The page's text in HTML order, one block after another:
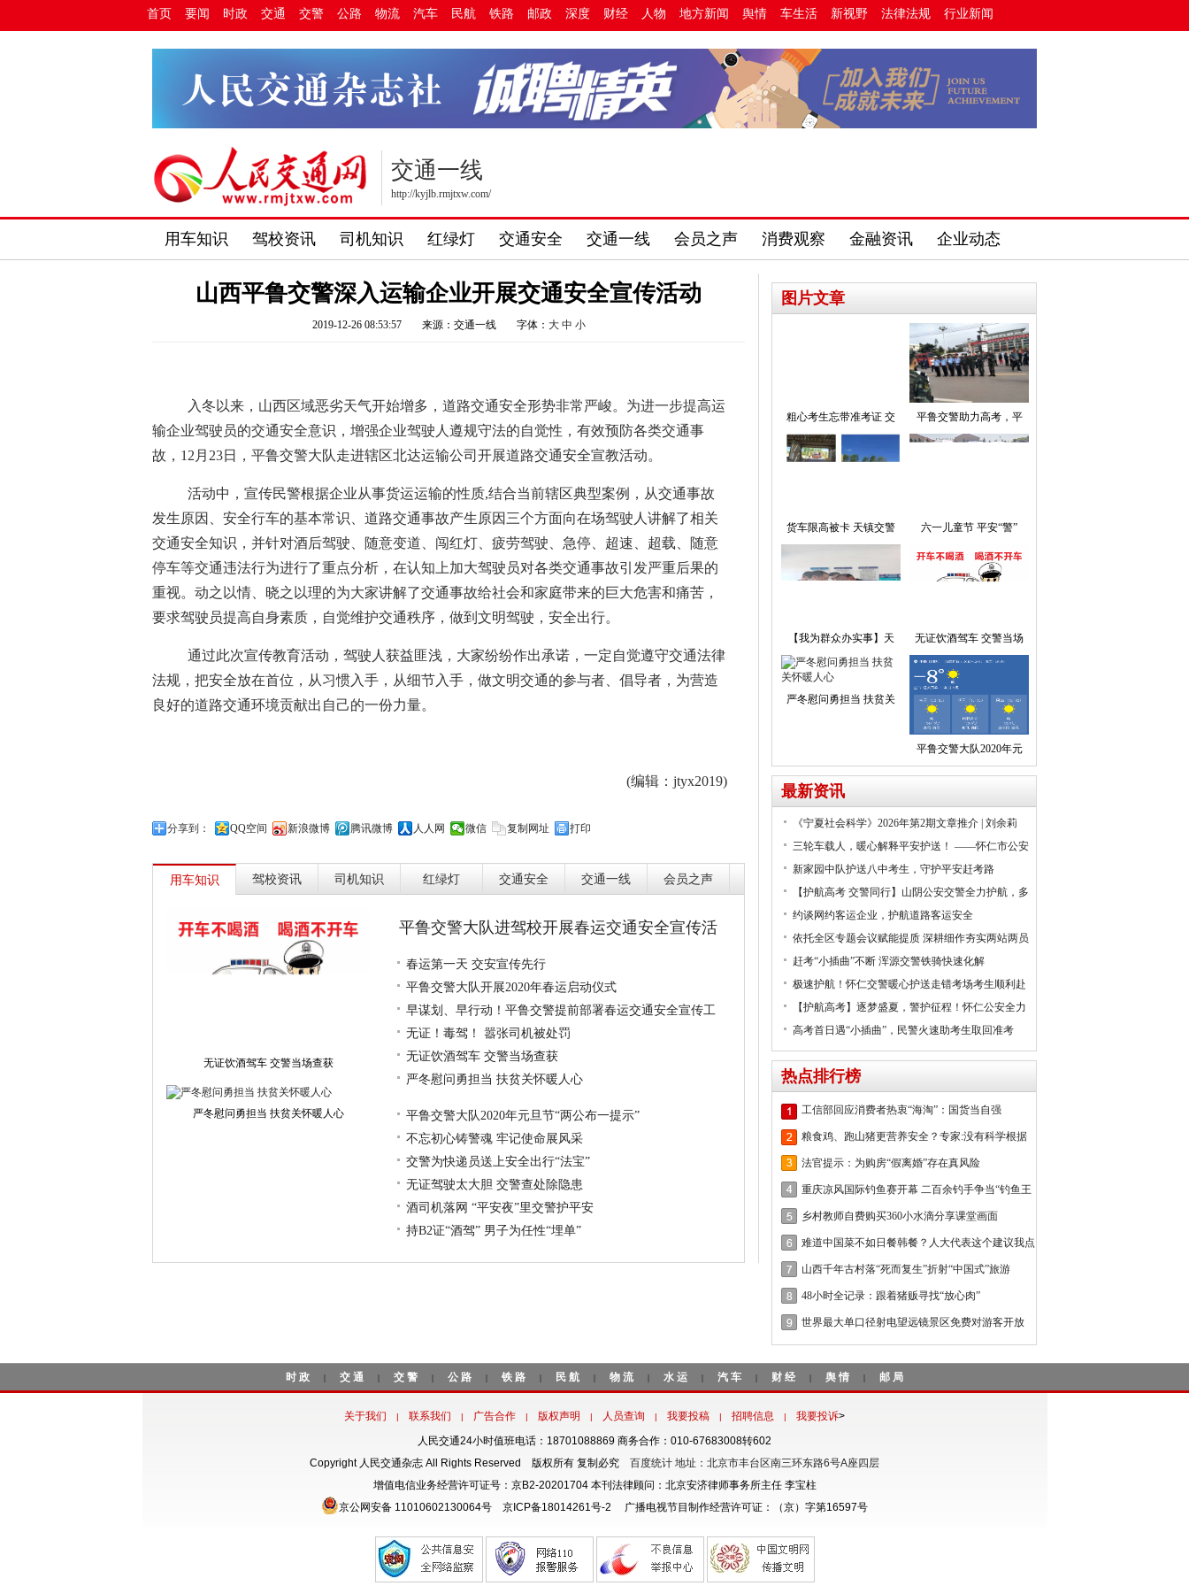
首页 要闻 时政 交通 交警 公路 物流 汽车 民航 铁路 邮政 深度 财经 人物 地方新闻 舆情 车生活 新视野 法律法规 行业新闻
交通一线
http://kyjlb.rmjtxw.com/
用车知识 驾校资讯 司机知识 红绿灯 交通安全 交通一线 会员之声 消费观察 金融资讯 企业动态
山西平鲁交警深入运输企业开展交通安全宣传活动
2019-12-26 08:53:57 来源：交通一线 字体： 大 中 小
入冬以来，山西区域恶劣天气开始增多，道路交通安全形势非常严峻。为进一步提高运
输企业驾驶员的交通安全意识，增强企业驾驶人遵规守法的自觉性，有效预防各类交通事
故，12月23日，平鲁交警大队走进辖区北达运输公司开展道路交通安全宣教活动。
活动中，宣传民警根据企业从事货运运输的性质,结合当前辖区典型案例，从交通事故
发生原因、安全行车的基本常识、道路交通事故产生原因三个方面向在场驾驶人讲解了相关
交通安全知识，并针对酒后驾驶、随意变道、闯红灯、疲劳驾驶、急停、超速、超载、随意
停车等交通违法行为进行了重点分析，在认知上加大驾驶员对各类交通事故引发严重后果的
重视。动之以情、晓之以理的为大家讲解了交通事故给社会和家庭带来的巨大危害和痛苦，
要求驾驶员提高自身素质，自觉维护交通秩序，做到文明驾驶，安全出行。
通过此次宣传教育活动，驾驶人获益匪浅，大家纷纷作出承诺，一定自觉遵守交通法律
法规，把安全放在首位，从习惯入手，从细节入手，做文明交通的参与者、倡导者，为营造
良好的道路交通环境贡献出自己的一份力量。
(编辑：jtyx2019)
分享到： QQ空间 新浪微博 腾讯微博 人人网 微信 复制网址 打印
用车知识 驾校资讯 司机知识 红绿灯 交通安全 交通一线 会员之声
无证饮酒驾车 交警当场查获
严冬慰问勇担当 扶贫关怀暖人心
平鲁交警大队进驾校开展春运交通安全宣传活
春运第一天 交安宣传先行
平鲁交警大队开展2020年春运启动仪式
早谋划、早行动！平鲁交警提前部署春运交通安全宣传工
无证！毒驾！ 嚣张司机被处罚
无证饮酒驾车 交警当场查获
严冬慰问勇担当 扶贫关怀暖人心
平鲁交警大队2020年元旦节“两公布一提示”
不忘初心铸警魂 牢记使命展风采
交警为快递员送上安全出行“法宝”
无证驾驶太大胆 交警查处除隐患
酒司机落网 “平安夜”里交警护平安
持B2证“酒驾” 男子为任性“埋单”
图片文章
粗心考生忘带准考证 交 平鲁交警助力高考，平
货车限高被卡 天镇交警 六一儿童节 平安“警”
【我为群众办实事】天 无证饮酒驾车 交警当场
严冬慰问勇担当 扶贫关
平鲁交警大队2020年元
最新资讯
《宁夏社会科学》2026年第2期文章推介 | 刘余莉
三轮车载人，暖心解释平安护送！ ——怀仁市公安
新家园中队护送八中考生，守护平安赶考路
【护航高考 交警同行】山阴公安交警全力护航，多
约谈网约客运企业，护航道路客运安全
依托全区专题会议赋能提质 深耕细作夯实两站两员
赶考“小插曲”不断 浑源交警铁骑快速化解
极速护航！怀仁交警暖心护送走错考场考生顺利赴
【护航高考】逐梦盛夏，警护征程！怀仁公安全力
高考首日遇“小插曲”，民警火速助考生取回准考
热点排行榜
工信部回应消费者热衷“海淘”：国货当自强
粮食鸡、跑山猪更营养安全？专家:没有科学根据
法官提示：为购房“假离婚”存在真风险
重庆凉风国际钓鱼赛开幕 二百余钓手争当“钓鱼王
乡村教师自费购买360小水滴分享课堂画面
难道中国菜不如日餐韩餐？人大代表这个建议我点
山西千年古村落“死而复生”折射“中国式”旅游
48小时全记录：跟着猪贩寻找“放心肉”
世界最大单口径射电望远镜景区免费对游客开放
时政 | 交通 | 交警 | 公路 | 铁路 | 民航 | 物流 | 水运 | 汽车 | 财经 | 舆情 | 邮局
关于我们 | 联系我们 | 广告合作 | 版权声明 | 人员查询 | 我要投稿 | 招聘信息 | 我要投诉>
人民交通24小时值班电话：18701088869 商务合作：010-67683008转602
Copyright 人民交通杂志 All Rights Reserved 版权所有 复制必究 百度统计 地址：北京市丰台区南三环东路6号A座四层
增值电信业务经营许可证号：京B2-20201704 本刊法律顾问：北京安济律师事务所主任 李宝柱
京公网安备 11010602130064号
京ICP备18014261号-2 广播电视节目制作经营许可证：（京）字第16597号